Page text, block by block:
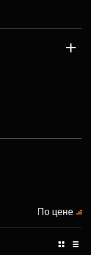
По цене